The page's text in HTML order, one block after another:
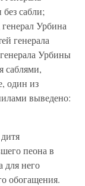
сабли;
Урбина
генерала
Урбины
саблями,
один из
выведено:
пеона в
для него
обогащения.